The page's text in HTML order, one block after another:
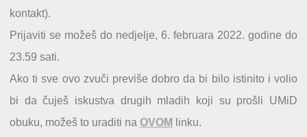
kontakt).
Prijaviti se možeš do nedjelje, 6. februara 2022. godine do
23.59 sati.
Ako ti sve ovo zvuči previše dobro da bi bilo istinito i volio
bi da čuješ iskustva drugih mladih koji su prošli UMiD
obuku, možeš to uraditi na OVOM
linku.